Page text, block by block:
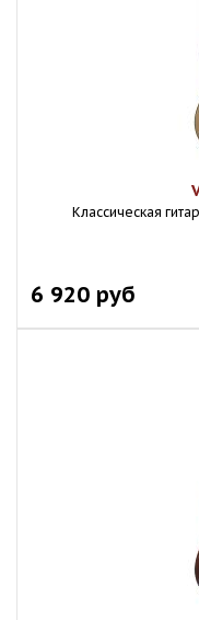
Классическая
6 920 руб